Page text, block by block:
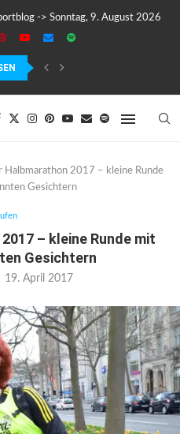
-> Sonntag, 9. August 2026
SICH ZU MOTIVIEREN
– KLEIN, LEICHT UND...
Halbmarathon 2017 – kleine Runde
Gesichtern
– kleine Runde mit
Gesichtern
19. April 2017